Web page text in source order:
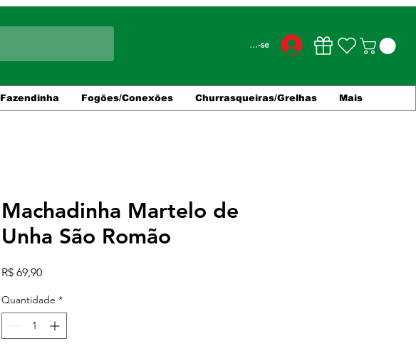
Conecte-se
Fazendinha Fogões/Conexões Churrasqueiras/Grelhas Mais
Machadinha Martelo de
Unha São Romão
R$ 69,90Preço
Quantidade *